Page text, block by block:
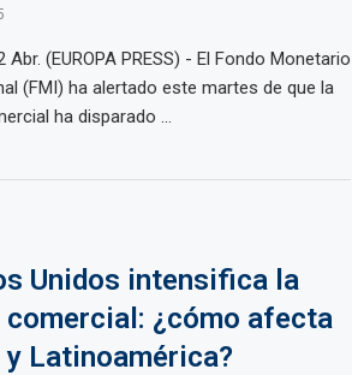
Abr. (EUROPA PRESS) - El Fondo Monetario
(FMI) ha alertado este martes de que la
ha disparado ...
Unidos intensifica la
comercial: ¿cómo afecta
y Latinoamérica?